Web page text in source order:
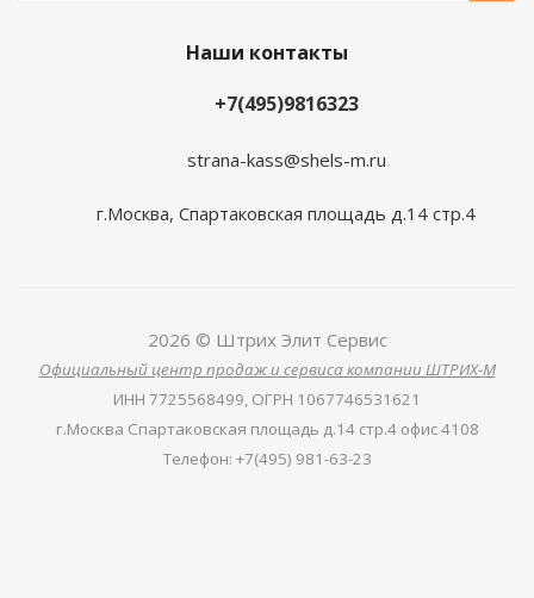
Наши контакты
+7(495)9816323
strana-kass@shels-m.ru
г.Москва, Спартаковская площадь д.14 стр.4
2026 © Штрих Элит Сервис
Официальный центр продаж и сервиса компании ШТРИХ-М
ИНН 7725568499, ОГРН 1067746531621
г.Москва Спартаковская площадь д.14 стр.4 офис 4108
Телефон: +7(495) 981-63-23